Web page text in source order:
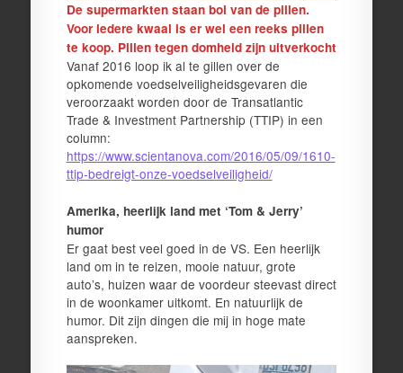
De supermarkten staan bol van de pillen.
Voor iedere kwaal is er wel een reeks pillen
te koop. Pillen tegen domheid zijn uitverkocht
Vanaf 2016 loop ik al te gillen over de
opkomende voedselveiligheidsgevaren die
veroorzaakt worden door de Transatlantic
Trade & Investment Partnership (TTIP) in een
column:
https://www.scientanova.com/2016/05/09/1610-
ttip-bedreigt-onze-voedselveiligheid/
Amerika, heerlijk land met ‘Tom & Jerry’
humor
Er gaat best veel goed in de VS. Een heerlijk
land om in te reizen, mooie natuur, grote
auto’s, huizen waar de voordeur steevast direct
in de woonkamer uitkomt. En natuurlijk de
humor. Dit zijn dingen die mij in hoge mate
aanspreken.